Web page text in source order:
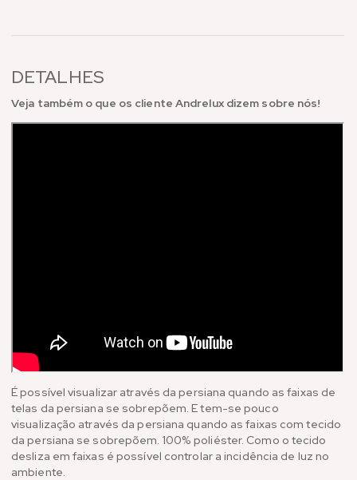
DETALHES
Veja também o que os cliente Andrelux dizem sobre nós!
É possível visualizar através da persiana quando as faixas de
telas da persiana se sobrepõem. E tem-se pouco
visualização através da persiana quando as faixas com tecido
da persiana se sobrepõem. 100% poliéster. Como o tecido
desliza em faixas é possível controlar a incidência de luz no
ambiente.